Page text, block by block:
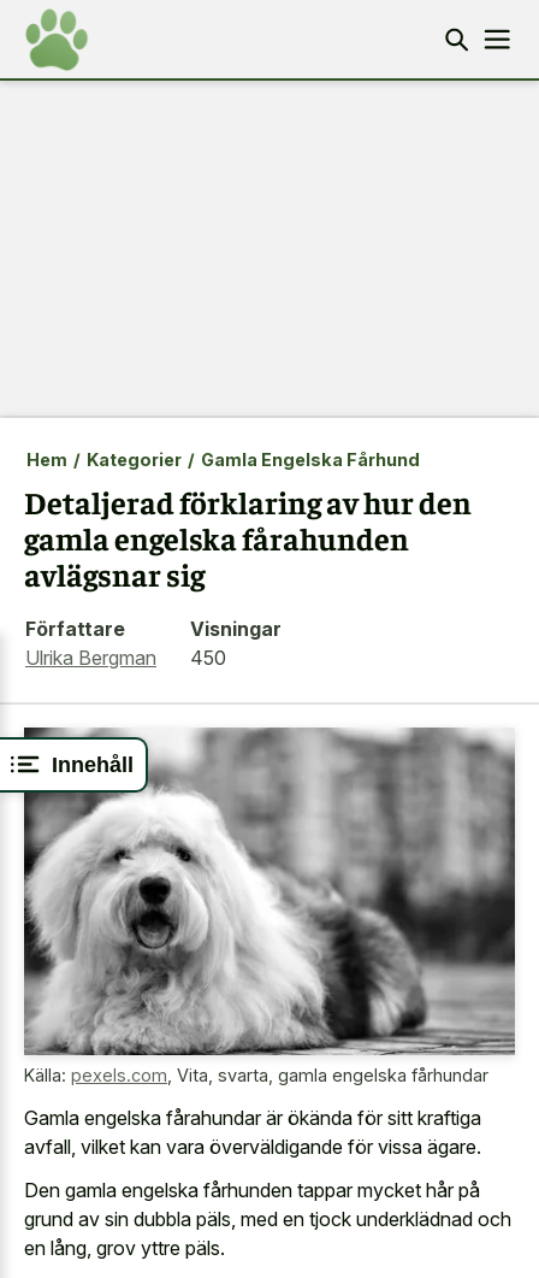
Innehåll
Hem / Kategorier / Gamla Engelska Fårhund
Detaljerad förklaring av hur den
gamla engelska fårahunden
avlägsnar sig
Författare
Ulrika Bergman
Visningar
450
Källa: pexels.com Vita, svarta, gamla engelska fårhundar
Gamla engelska fårahundar är ökända för sitt kraftiga
avfall, vilket kan vara överväldigande för vissa ägare.
Den gamla engelska fårhunden tappar mycket hår på
grund av sin dubbla päls, med en tjock underklädnad och
en lång, grov yttre päls.